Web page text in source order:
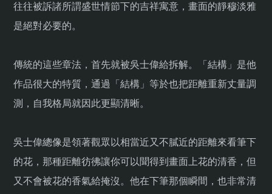
往往被訴諸所謂盛世情節下的吉祥寓意，畫面的靜穆淡雅
是絕對必要的。
傳統的這些章法，首先就被吳士偉給拆解。「結構」是他
作品很大的特質，通過「結構」等於也把距離重新丈量調
測，自我格局就因此更顯清晰。
吳士偉總像是領著觀眾以相當近又不膩近的距離來看筆下
的花，那種距離彷彿讓你可以聞得到畫面上花的清香，但
又不會被花的香氣給掩沒。他在下筆那個瞬間，也非常清